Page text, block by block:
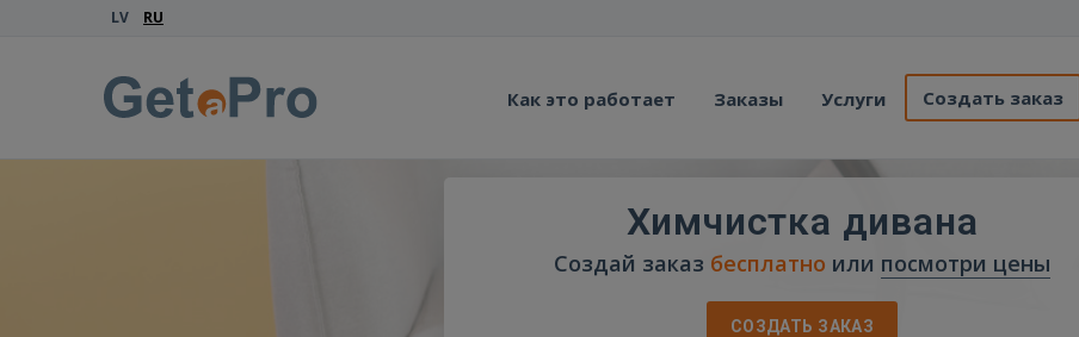
LV RU
Как это работает Заказы Услуги Создать заказ
Химчистка дивана
Создай заказ бесплатно или посмотри цены
СОЗДАТЬ ЗАКАЗ